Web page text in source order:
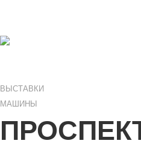
ВЫСТАВКИ
МАШИНЫ